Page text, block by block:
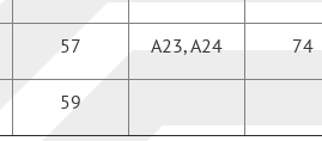
57 А23, А24 74
59